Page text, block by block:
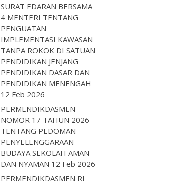
SURAT EDARAN BERSAMA
4 MENTERI TENTANG
PENGUATAN
IMPLEMENTASI KAWASAN
TANPA ROKOK DI SATUAN
PENDIDIKAN JENJANG
PENDIDIKAN DASAR DAN
PENDIDIKAN MENENGAH
12 Feb 2026
PERMENDIKDASMEN
NOMOR 17 TAHUN 2026
TENTANG PEDOMAN
PENYELENGGARAAN
BUDAYA SEKOLAH AMAN
DAN NYAMAN 12 Feb 2026
PERMENDIKDASMEN RI